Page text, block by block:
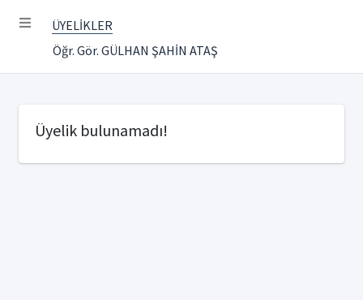
ÜYELİKLER
Öğr. Gör. GÜLHAN ŞAHİN ATAŞ
Üyelik bulunamadı!